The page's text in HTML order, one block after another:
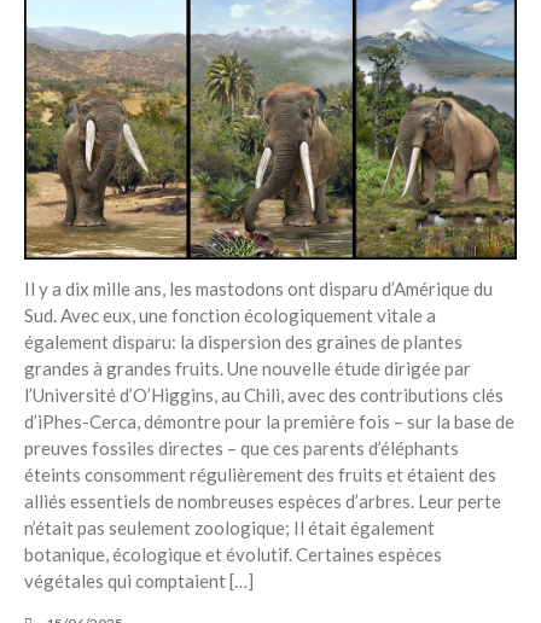
Il y a dix mille ans, les mastodons ont disparu d’Amérique du
Sud. Avec eux, une fonction écologiquement vitale a
également disparu: la dispersion des graines de plantes
grandes à grandes fruits. Une nouvelle étude dirigée par
l’Université d’O’Higgins, au Chili, avec des contributions clés
d’iPhes-Cerca, démontre pour la première fois – sur la base de
preuves fossiles directes – que ces parents d’éléphants
éteints consomment régulièrement des fruits et étaient des
alliés essentiels de nombreuses espèces d’arbres. Leur perte
n’était pas seulement zoologique; Il était également
botanique, écologique et évolutif. Certaines espèces
végétales qui comptaient […]